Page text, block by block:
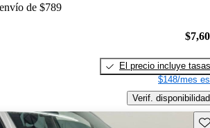
de $789
El precio incluye tasas
$148/mes
Verif. disponibilidad